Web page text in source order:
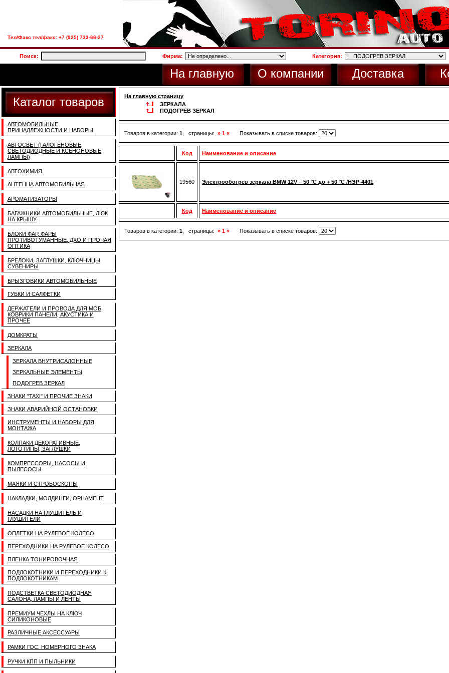
Тел/Факс тел/факс: +7 (925) 733-66-27
Поиск: Фирма: Категория:
На главную О компании Доставка
Каталог товаров
АВТОМОБИЛЬНЫЕ
ПРИНАДЛЕЖНОСТИ И НАБОРЫ
АВТОСВЕТ (ГАЛОГЕНОВЫЕ,
СВЕТОДИОДНЫЕ И КСЕНОНОВЫЕ
ЛАМПЫ)
АВТОХИМИЯ
АНТЕННА АВТОМОБИЛЬНАЯ
АРОМАТИЗАТОРЫ
БАГАЖНИКИ АВТОМОБИЛЬНЫЕ, ЛЮК
НА КРЫШУ
БЛОКИ ФАР, ФАРЫ
ПРОТИВОТУМАННЫЕ, ДХО И ПРОЧАЯ
ОПТИКА
БРЕЛОКИ, ЗАГЛУШКИ, КЛЮЧНИЦЫ,
СУВЕНИРЫ
БРЫЗГОВИКИ АВТОМОБИЛЬНЫЕ
ГУБКИ И САЛФЕТКИ
ДЕРЖАТЕЛИ И ПРОВОДА ДЛЯ МОБ,
КОВРИКИ ПАНЕЛИ, АКУСТИКА И
ПРОЧЕЕ
ДОМКРАТЫ
ЗЕРКАЛА
ЗЕРКАЛА ВНУТРИСАЛОННЫЕ
ЗЕРКАЛЬНЫЕ ЭЛЕМЕНТЫ
ПОДОГРЕВ ЗЕРКАЛ
ЗНАКИ "TAXI" И ПРОЧИЕ ЗНАКИ
ЗНАКИ АВАРИЙНОЙ ОСТАНОВКИ
ИНСТРУМЕНТЫ И НАБОРЫ ДЛЯ
МОНТАЖА
КОЛПАКИ ДЕКОРАТИВНЫЕ,
ЛОГОТИПЫ, ЗАГЛУШКИ
КОМПРЕССОРЫ, НАСОСЫ И
ПЫЛЕСОСЫ
МАЯКИ И СТРОБОСКОПЫ
НАКЛАДКИ, МОЛДИНГИ, ОРНАМЕНТ
НАСАДКИ НА ГЛУШИТЕЛЬ И
ГЛУШИТЕЛИ
ОПЛЕТКИ НА РУЛЕВОЕ КОЛЕСО
ПЕРЕХОДНИКИ НА РУЛЕВОЕ КОЛЕСО
ПЛЕНКА ТОНИРОВОЧНАЯ
ПОДЛОКОТНИКИ И ПЕРЕХОДНИКИ К
ПОДЛОКОТНИКАМ
ПОДСТВЕТКА СВЕТОДИОДНАЯ
САЛОНА, ЛАМПЫ И ЛЕНТЫ
ПРЕМИУМ ЧЕХЛЫ НА КЛЮЧ
СИЛИКОНОВЫЕ
РАЗЛИЧНЫЕ АКСЕССУАРЫ
РАМКИ ГОС. НОМЕРНОГО ЗНАКА
РУЧКИ КПП И ПЫЛЬНИКИ
На главную страницу
ЗЕРКАЛА
ПОДОГРЕВ ЗЕРКАЛ
Товаров в категории: 1 , страницы: » 1 « Показывать в списке товаров:
Код Наименование и описание
19560 Электрообогрев зеркала BMW 12V – 50 °С до + 50 °С /НЭР-4401
Код Наименование и описание
Товаров в категории: 1 , страницы: » 1 « Показывать в списке товаров: